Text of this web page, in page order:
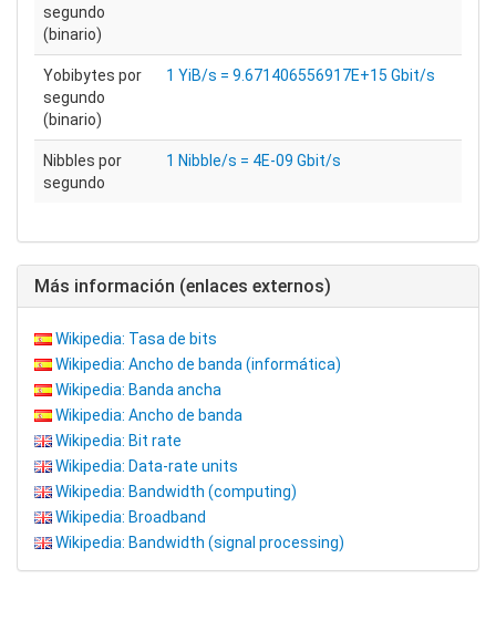
segundo
(binario)
Yobibytes por
segundo
(binario)
1 YiB/s = 9.671406556917E+15 Gbit/s
Nibbles por
segundo
1 Nibble/s = 4E-09 Gbit/s
Más información (enlaces externos)
Wikipedia: Tasa de bits
Wikipedia: Ancho de banda (informática)
Wikipedia: Banda ancha
Wikipedia: Ancho de banda
Wikipedia: Bit rate
Wikipedia: Data-rate units
Wikipedia: Bandwidth (computing)
Wikipedia: Broadband
Wikipedia: Bandwidth (signal processing)